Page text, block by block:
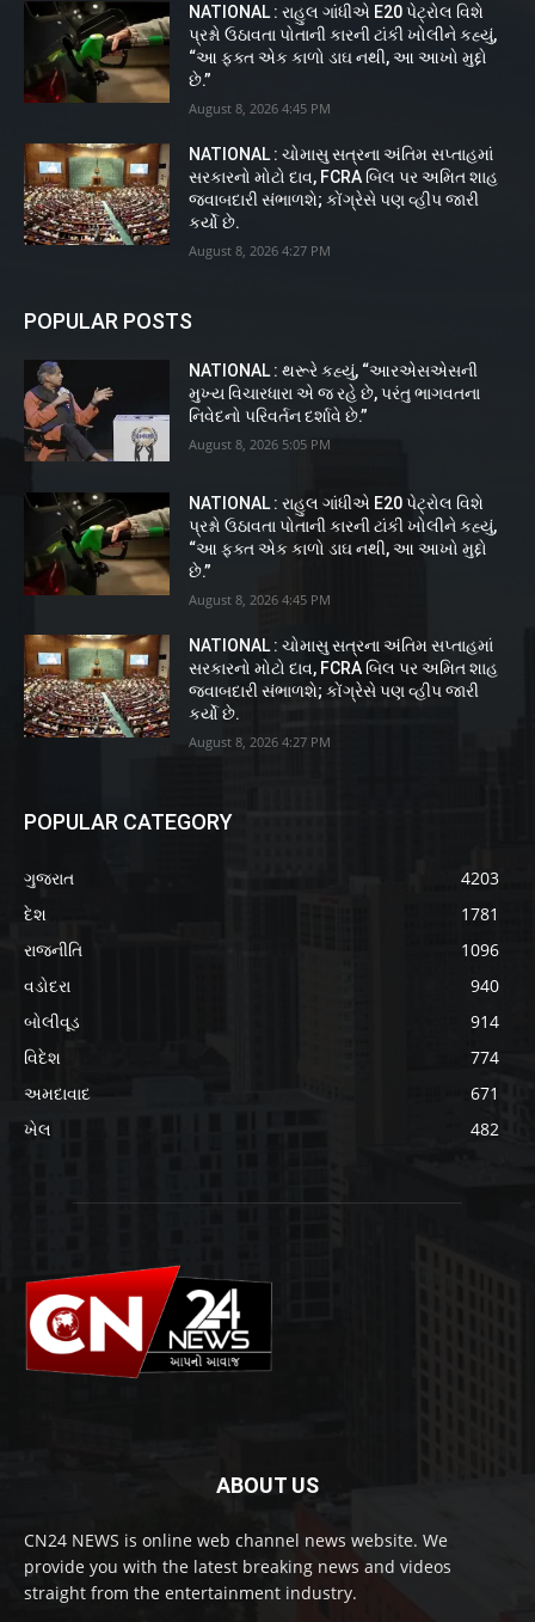
NATIONAL : રાહુલ ગાંધીએ E20 પેટ્રોલ વિશે
પ્રશ્નો ઉઠાવતા પોતાની કારની ટાંકી ખોલીને કહ્યું,
“આ ફક્ત એક કાળો ડાઘ નથી, આ આખો મુદ્દો
છે.”
August 8, 2026 4:45 PM
NATIONAL : ચોમાસુ સત્રના અંતિમ સપ્તાહમાં
સરકારનો મોટો દાવ, FCRA બિલ પર અમિત શાહ
જવાબદારી સંભાળશે; કોંગ્રેસે પણ વ્હીપ જારી
કર્યો છે.
August 8, 2026 4:27 PM
POPULAR POSTS
NATIONAL : થરૂરે કહ્યું, “આરએસએસની
મુખ્ય વિચારધારા એ જ રહે છે, પરંતુ ભાગવતના
નિવેદનો પરિવર્તન દર્શાવે છે.”
August 8, 2026 5:05 PM
NATIONAL : રાહુલ ગાંધીએ E20 પેટ્રોલ વિશે
પ્રશ્નો ઉઠાવતા પોતાની કારની ટાંકી ખોલીને કહ્યું,
“આ ફક્ત એક કાળો ડાઘ નથી, આ આખો મુદ્દો
છે.”
August 8, 2026 4:45 PM
NATIONAL : ચોમાસુ સત્રના અંતિમ સપ્તાહમાં
સરકારનો મોટો દાવ, FCRA બિલ પર અમિત શાહ
જવાબદારી સંભાળશે; કોંગ્રેસે પણ વ્હીપ જારી
કર્યો છે.
August 8, 2026 4:27 PM
POPULAR CATEGORY
ગુજરાત
4203
દેશ
1781
રાજનીતિ
1096
વડોદરા
940
બોલીવૂડ
914
વિદેશ
774
અમદાવાદ
671
ખેલ
482
ABOUT US
CN24 NEWS is online web channel news website. We
provide you with the latest breaking news and videos
straight from the entertainment industry.